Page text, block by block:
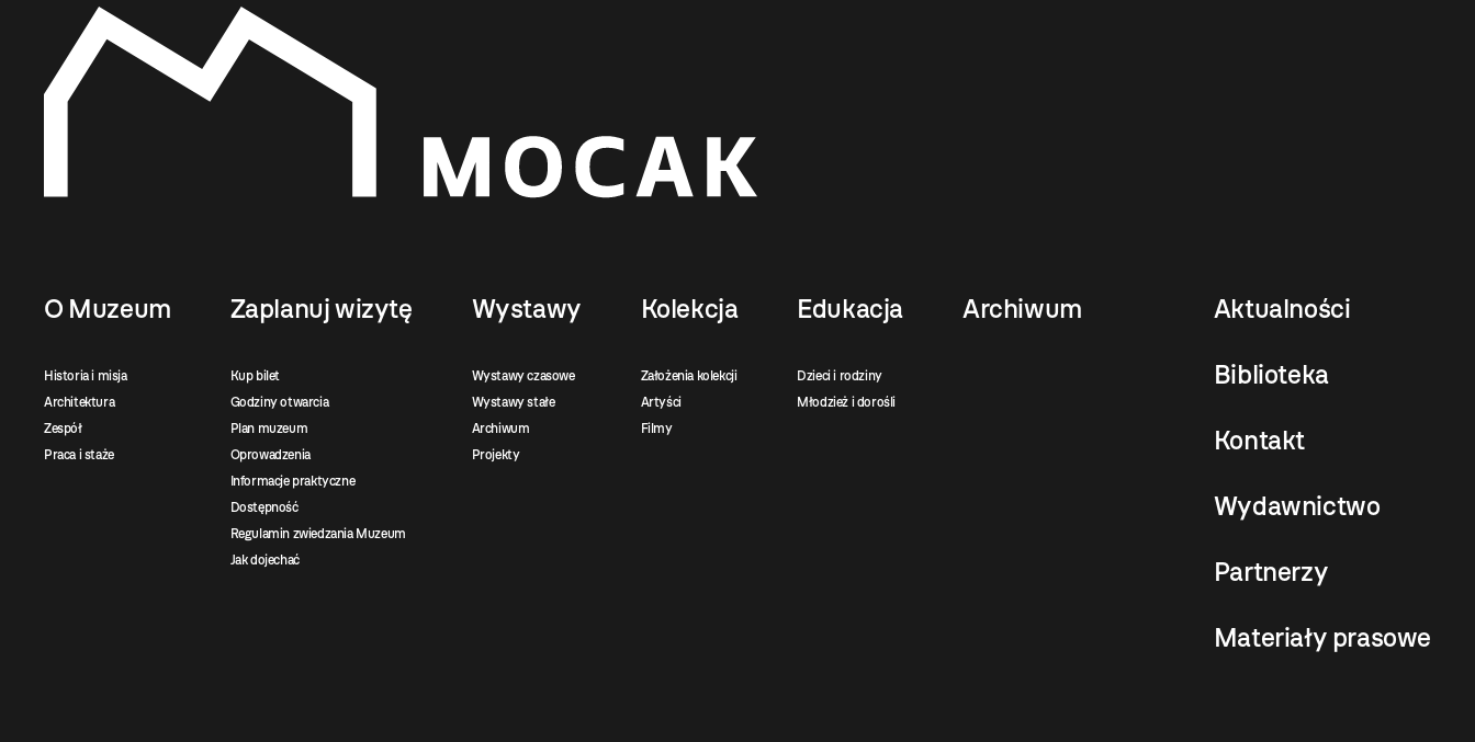
O Muzeum
Historia i misja
Architektura
Zespół
Praca i staże
Zaplanuj wizytę
Kup bilet
Godziny otwarcia
Plan muzeum
Oprowadzenia
Informacje praktyczne
Dostępność
Regulamin zwiedzania Muzeum
Jak dojechać
Wystawy
Wystawy czasowe
Wystawy stałe
Archiwum
Projekty
Kolekcja
Założenia kolekcji
Artyści
Filmy
Edukacja
Dzieci i rodziny
Młodzież i dorośli
Archiwum Aktualności
Biblioteka
Kontakt
Wydawnictwo
Partnerzy
Materiały prasowe